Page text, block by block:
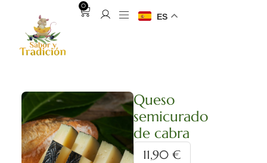
0
ES
Queso
semicurado
de cabra
11,90 €